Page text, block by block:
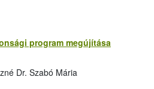
program megújítása
Dr. Szabó Mária